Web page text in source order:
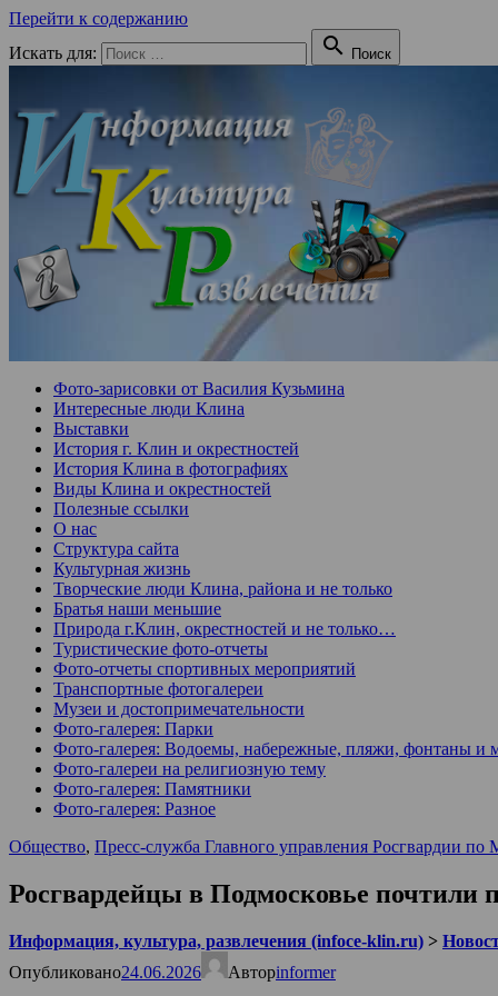
Перейти к содержанию
Искать для:
 Поиск
Фото-зарисовки от Василия Кузьмина
Интересные люди Клина
Выставки
История г. Клин и окрестностей
История Клина в фотографиях
Виды Клина и окрестностей
Полезные ссылки
О нас
Структура сайта
Культурная жизнь
Творческие люди Клина, района и не только
Братья наши меньшие
Природа г.Клин, окрестностей и не только…
Туристические фото-отчеты
Фото-отчеты спортивных мероприятий
Транспортные фотогалереи
Музеи и достопримечательности
Фото-галерея: Парки
Фото-галерея: Водоемы, набережные, пляжи, фонтаны и
Фото-галереи на религиозную тему
Фото-галерея: Памятники
Фото-галерея: Разное
Общество, Пресс-служба Главного управления Росгвардии по
Росгвардейцы в Подмосковье почтили
Информация, культура, развлечения (infoce-klin.ru) >
Опубликовано24.06.2026 Авторinformer